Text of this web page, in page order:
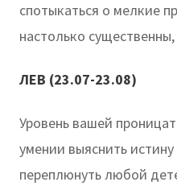
спотыкаться о мелкие
настолько
ЛЕВ (23.07-23.08)
Уровень вашей
умении выяснить
переплюнуть любой